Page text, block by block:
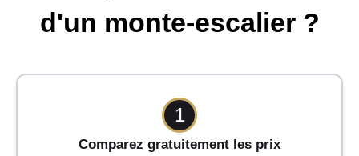
d'un monte-escalier ?
1
Comparez gratuitement les prix